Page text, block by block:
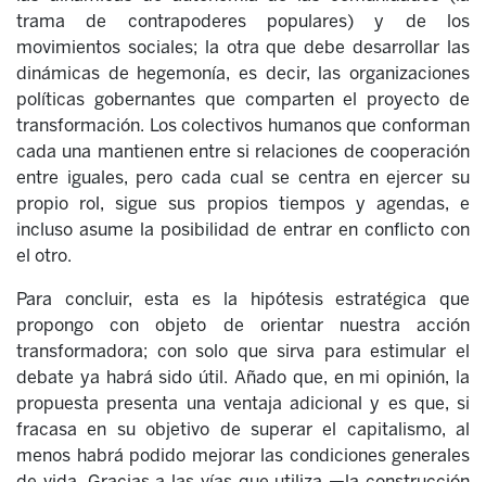
trama de contrapoderes populares) y de los
movimientos sociales; la otra que debe desarrollar las
dinámicas de hegemonía, es decir, las organizaciones
políticas gobernantes que comparten el proyecto de
transformación. Los colectivos humanos que conforman
cada una mantienen entre si relaciones de cooperación
entre iguales, pero cada cual se centra en ejercer su
propio rol, sigue sus propios tiempos y agendas, e
incluso asume la posibilidad de entrar en conflicto con
el otro.
Para concluir, esta es la hipótesis estratégica que
propongo con objeto de orientar nuestra acción
transformadora; con solo que sirva para estimular el
debate ya habrá sido útil. Añado que, en mi opinión, la
propuesta presenta una ventaja adicional y es que, si
fracasa en su objetivo de superar el capitalismo, al
menos habrá podido mejorar las condiciones generales